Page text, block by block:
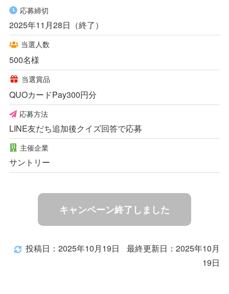
応募締切
2025年11月28日（終了）
当選人数
500名様
当選賞品
QUOカードPay300円分
応募方法
LINE友だち追加後クイズ回答で応募
主催企業
サントリー
キャンペーン終了しました
投稿日：2025年10月19日
最終更新日：2025年10月
19日